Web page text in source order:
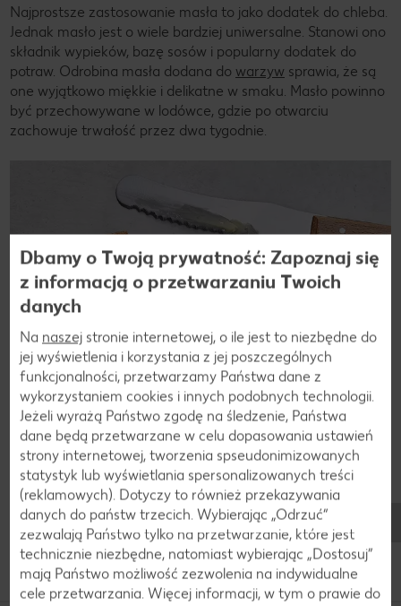
Najprostsze zastosowanie masła to jako dodatek do chleba.
Jednak masło jest o wiele bardziej uniwersalne. Stanowi ono
składnik wypieków, bazę sosów i popularny dodatek do
potraw. Odrobina masła dodana do warzyw sprawia, że są
one wyjątkowo miękkie i delikatne w smaku. Masło powinno
być przechowywane w lodówce, gdzie po otwarciu
zachowuje trwałość przez dwa tygodnie.
Przepisy
Dania z masła
Dbamy o Twoją prywatność: Zapoznaj się
z informacją o przetwarzaniu Twoich
danych
Na naszej stronie internetowej, o ile jest to niezbędne do
jej wyświetlenia i korzystania z jej poszczególnych
funkcjonalności, przetwarzamy Państwa dane z
wykorzystaniem cookies i innych podobnych technologii.
Jeżeli wyrażą Państwo zgodę na śledzenie, Państwa
dane będą przetwarzane w celu dopasowania ustawień
strony internetowej, tworzenia spseudonimizowanych
statystyk lub wyświetlania spersonalizowanych treści
(reklamowych). Dotyczy to również przekazywania
danych do państw trzecich. Wybierając „Odrzuć“
zezwalają Państwo tylko na przetwarzanie, które jest
technicznie niezbędne, natomiast wybierając „Dostosuj”
mają Państwo możliwość zezwolenia na indywidualne
cele przetwarzania. Więcej informacji, w tym o prawie do